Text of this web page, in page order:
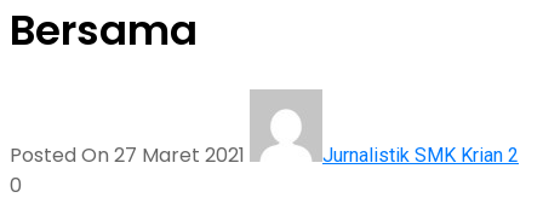
Bersama
Posted On 27 Maret 2021 Jurnalistik SMK Krian 2
0